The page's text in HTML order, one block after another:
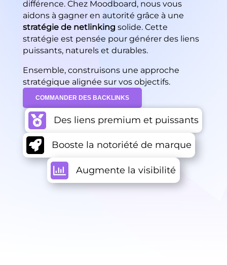
différence. Chez Moodboard, nous vous
aidons à gagner en autorité grâce à une
stratégie de netlinking solide. Cette
stratégie est pensée pour générer des liens
puissants, naturels et durables.
Ensemble, construisons une approche
stratégique alignée sur vos objectifs.
COMMANDER DES BACKLINKS
 Des liens premium et puissants
 Booste la notoriété de marque
 Augmente la visibilité